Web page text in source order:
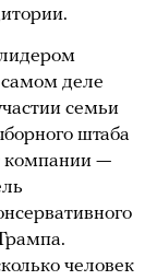
деле
семьи
штаба
компании —
человек